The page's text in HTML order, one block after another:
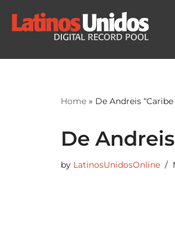
Skip
Home » De Andreis “Caribe
De
by LatinosUnidosOnline